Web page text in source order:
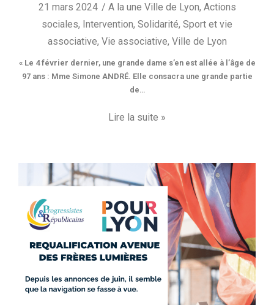
21 mars 2024 A la une Ville de Lyon, Actions
sociales, Intervention, Solidarité, Sport et vie
associative, Vie associative, Ville de Lyon
« Le 4 février dernier, une grande dame s’en est allée à l’âge de
97 ans : Mme Simone ANDRÉ. Elle consacra une grande partie
de…
Lire la suite »